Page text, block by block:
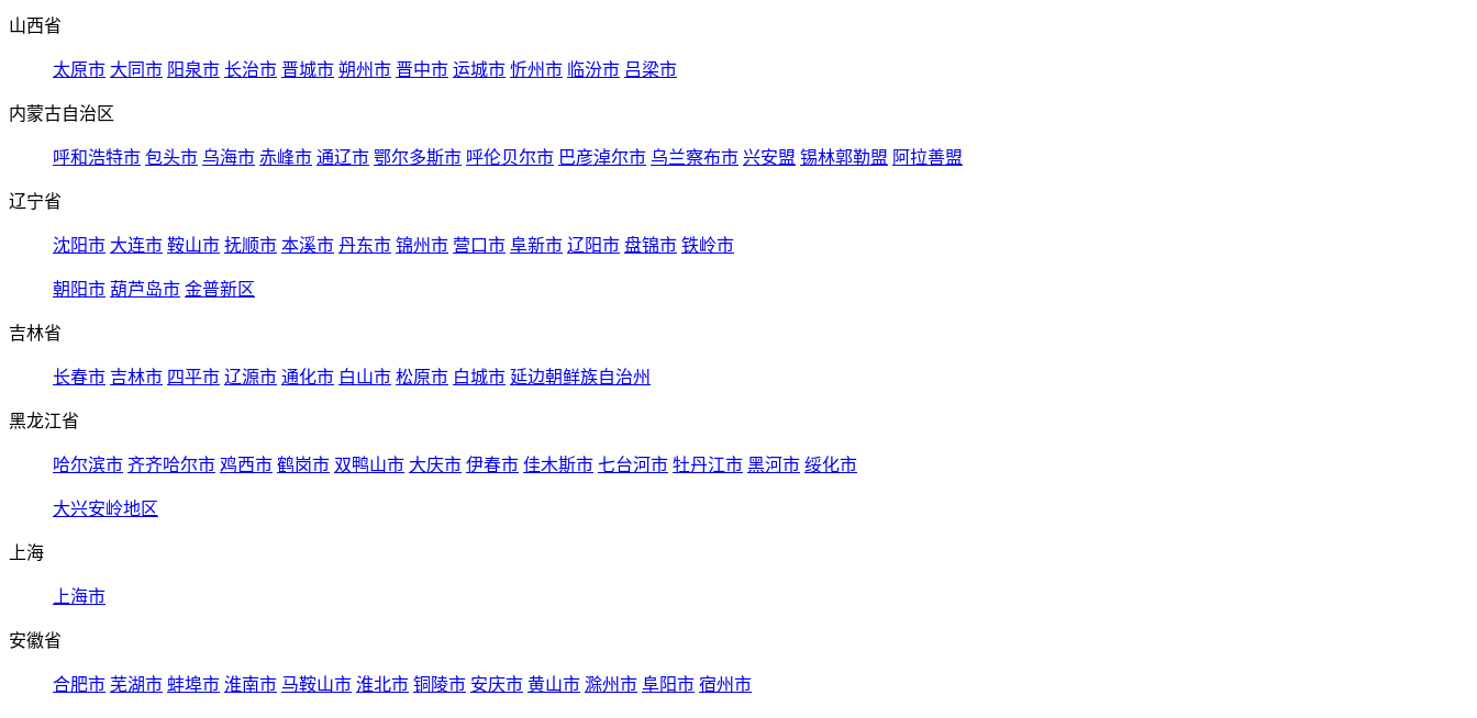
山西省
太原市 大同市 阳泉市 长治市 晋城市 朔州市 晋中市 运城市 忻州市 临汾市 吕梁市
内蒙古自治区
呼和浩特市 包头市 乌海市 赤峰市 通辽市 鄂尔多斯市 呼伦贝尔市 巴彦淖尔市 乌兰察布市 兴安盟 锡林郭勒盟 阿拉善盟
辽宁省
沈阳市 大连市 鞍山市 抚顺市 本溪市 丹东市 锦州市 营口市 阜新市 辽阳市 盘锦市 铁岭市
朝阳市 葫芦岛市 金普新区
吉林省
长春市 吉林市 四平市 辽源市 通化市 白山市 松原市 白城市 延边朝鲜族自治州
黑龙江省
哈尔滨市 齐齐哈尔市 鸡西市 鹤岗市 双鸭山市 大庆市 伊春市 佳木斯市 七台河市 牡丹江市 黑河市 绥化市
大兴安岭地区
上海
上海市
安徽省
合肥市 芜湖市 蚌埠市 淮南市 马鞍山市 淮北市 铜陵市 安庆市 黄山市 滁州市 阜阳市 宿州市